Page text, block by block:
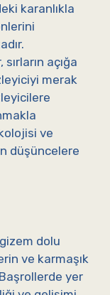
karanlıkla
açığa
merak
ve
düşüncelere
dolu
ve karmaşık
yer